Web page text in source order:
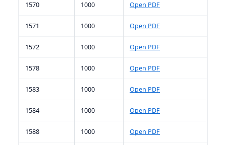
1570 1000 Open PDF
1571 1000 Open PDF
1572 1000 Open PDF
1578 1000 Open PDF
1583 1000 Open PDF
1584 1000 Open PDF
1588 1000 Open PDF